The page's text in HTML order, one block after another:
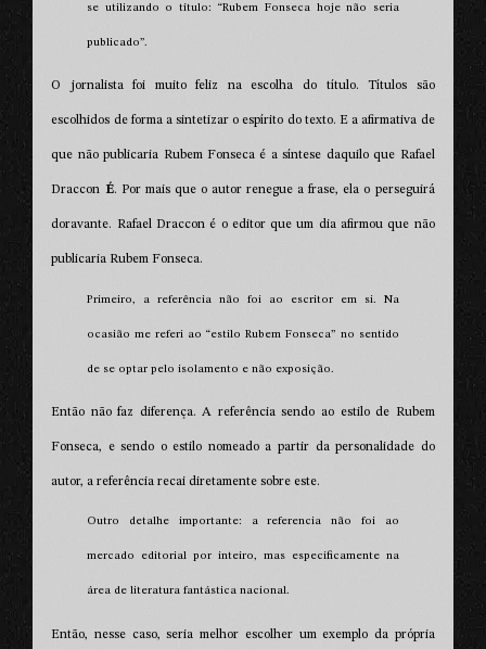
se utilizando o título: “Rubem Fonseca hoje não seria
publicado”.
O jornalista foi muito feliz na escolha do título. Títulos são
escolhidos de forma a sintetizar o espírito do texto. E a afirmativa de
que não publicaria Rubem Fonseca é a síntese daquilo que Rafael
Draccon É. Por mais que o autor renegue a frase, ela o perseguirá
doravante. Rafael Draccon é o editor que um dia afirmou que não
publicaria Rubem Fonseca.
Primeiro, a referência não foi ao escritor em si. Na
ocasião me referi ao “estilo Rubem Fonseca” no sentido
de se optar pelo isolamento e não exposição.
Então não faz diferença. A referência sendo ao estilo de Rubem
Fonseca, e sendo o estilo nomeado a partir da personalidade do
autor, a referência recai diretamente sobre este.
Outro detalhe importante: a referencia não foi ao
mercado editorial por inteiro, mas especificamente na
área de literatura fantástica nacional.
Então, nesse caso, seria melhor escolher um exemplo da própria